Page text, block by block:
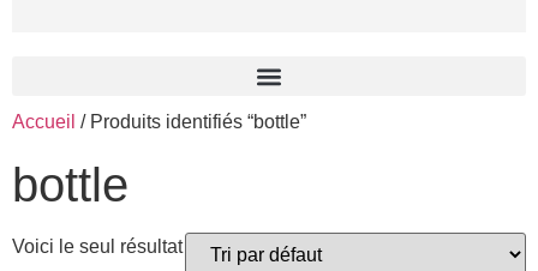
Accueil / Produits identifiés “bottle”
bottle
Voici le seul résultat